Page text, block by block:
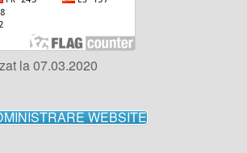
la 07.03.2020
WEBSITE